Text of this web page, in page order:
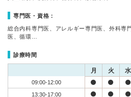
専門医・資格：
総合内科専門医、アレルギー専門医、外科専
医、循環…
診療時間
月 火 水
09:00-12:00
13:30-17:00